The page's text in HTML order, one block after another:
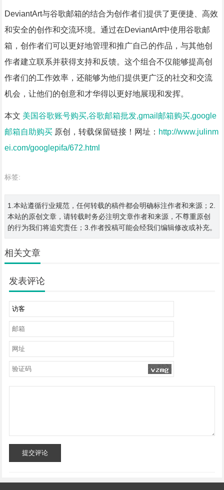
DeviantArt与谷歌邮箱的结合为创作者们提供了更便捷、高效
和安全的创作和交流环境。通过在DeviantArt中使用谷歌邮
箱，创作者们可以更好地管理和推广自己的作品，与其他创
作者建立联系并获得支持和反馈。这个组合不仅能够提高创
作者们的工作效率，还能够为他们提供更广泛的社交和交流
机会，让他们的创意和才华得以更好地展现和发挥。
本文 美国谷歌账号购买,谷歌邮箱批发,gmail邮箱购买,google
邮箱自助购买原创，转载保留链接！网址： http://www.julinm
ei.com/googlepifa/672.html
标签:
1.本站遵循行业规范，任何转载的稿件都会明确标注作者和来源；2.
本站的原创文章，请转载时务必注明文章作者和来源，不尊重原创
的行为我们将追究责任；3.作者投稿可能会经我们编辑修改或补充。
相关文章
发表评论
提交评论